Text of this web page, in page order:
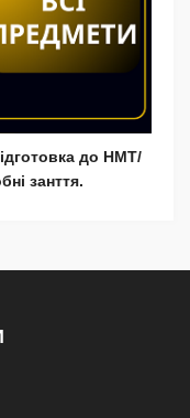
до НМТ/
занття.